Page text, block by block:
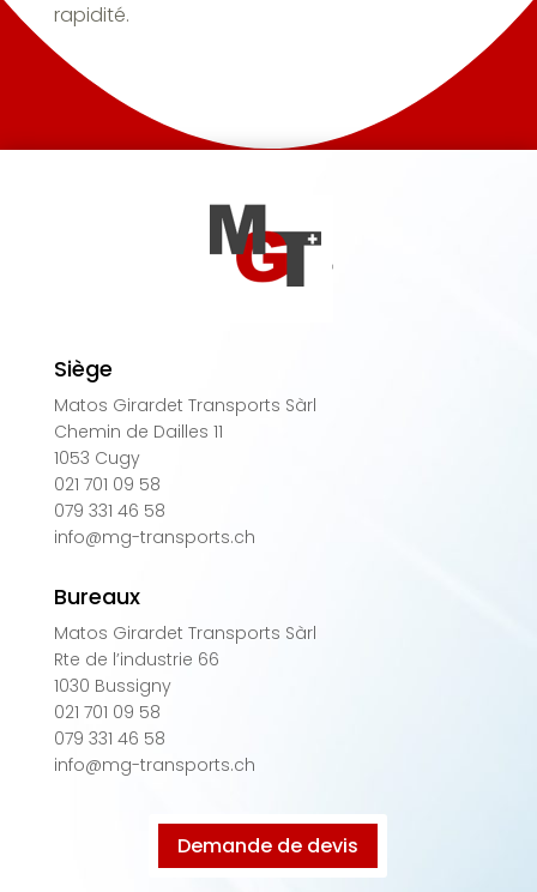
rapidité.
Siège
Matos Girardet Transports Sàrl
Chemin de Dailles 11
1053 Cugy
021 701 09 58
079 331 46 58
info@mg-transports.ch
Bureaux
Matos Girardet Transports Sàrl
Rte de l’industrie 66
1030 Bussigny
021 701 09 58
079 331 46 58
info@mg-transports.ch
Demande de devis